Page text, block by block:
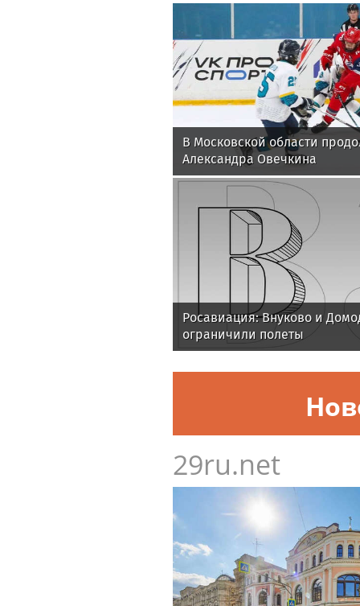
В Московской области
Александра Овечкина
Росавиация: Внуково и
ограничили полеты
29ru.net